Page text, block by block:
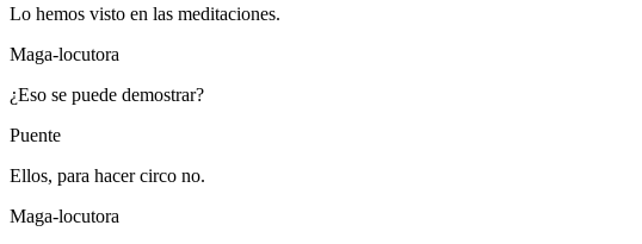
Lo hemos visto en las meditaciones.
Maga-locutora
¿Eso se puede demostrar?
Puente
Ellos, para hacer circo no.
Maga-locutora